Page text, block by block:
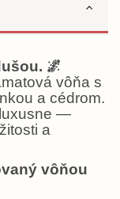
🌌
vôňa s
a cédrom.
—
a
vôňou